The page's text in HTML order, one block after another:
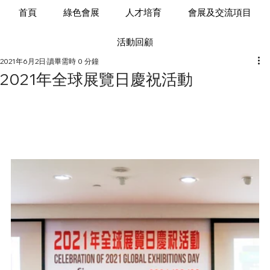
2021年全球展覽日慶祝活動
2021年6月2日 讀畢需時 0 分鐘
首頁 綠色會展 人才培育 會展及交流項目
活動回顧